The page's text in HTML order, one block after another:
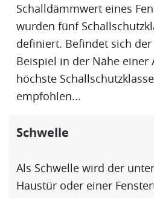
Schalldämmwert eines
wurden fünf
definiert. Befindet sich
Beispiel in der Nähe einer
höchste Schallschutzklasse
empfohlen...
Schwelle
Als Schwelle wird der
Haustür oder einer